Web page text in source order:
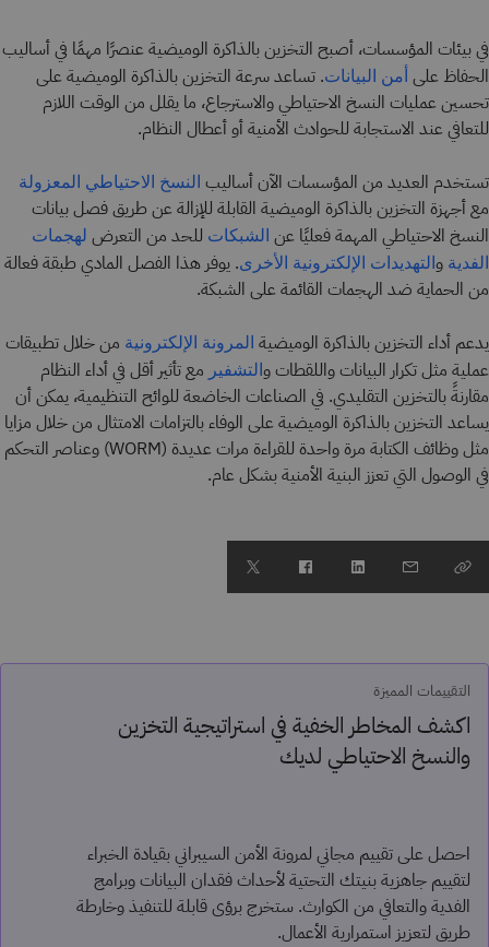
في بيئات المؤسسات، أصبح التخزين بالذاكرة الوميضية عنصرًا مهمًا في أساليب
الحفاظ على أمن البيانات. تساعد سرعة التخزين بالذاكرة الوميضية على
تحسين عمليات النسخ الاحتياطي والاسترجاع، ما يقلل من الوقت اللازم
للتعافي عند الاستجابة للحوادث الأمنية أو أعطال النظام.
تستخدم العديد من المؤسسات الآن أساليب النسخ الاحتياطي المعزولة
مع أجهزة التخزين بالذاكرة الوميضية القابلة للإزالة عن طريق فصل بيانات
النسخ الاحتياطي المهمة فعليًا عن الشبكات للحد من التعرض لهجمات
الفدية والتهديدات الإلكترونية الأخرى. يوفر هذا الفصل المادي طبقة فعالة
من الحماية ضد الهجمات القائمة على الشبكة.
يدعم أداء التخزين بالذاكرة الوميضية المرونة الإلكترونية من خلال تطبيقات
عملية مثل تكرار البيانات واللقطات والتشفير مع تأثير أقل في أداء النظام
مقارنةً بالتخزين التقليدي. في الصناعات الخاضعة للوائح التنظيمية، يمكن أن
يساعد التخزين بالذاكرة الوميضية على الوفاء بالتزامات الامتثال من خلال مزايا
مثل وظائف الكتابة مرة واحدة للقراءة مرات عديدة (WORM) وعناصر التحكم
في الوصول التي تعزز البنية الأمنية بشكل عام.
التقييمات المميزة
اكشف المخاطر الخفية في استراتيجية التخزين
والنسخ الاحتياطي لديك
احصل على تقييم مجاني لمرونة الأمن السيبراني بقيادة الخبراء
لتقييم جاهزية بنيتك التحتية لأحداث فقدان البيانات وبرامج
الفدية والتعافي من الكوارث. ستخرج برؤى قابلة للتنفيذ وخارطة
طريق لتعزيز استمرارية الأعمال.